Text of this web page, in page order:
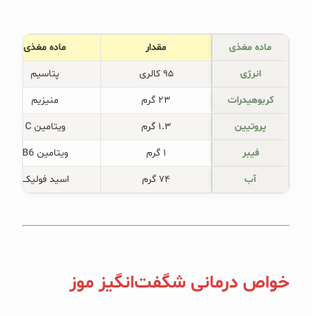
کتاب‌های OAB
وبلاگ
ماده مغذی مقدار
ماده مغذی
انرژی
۹۵ کالری
پتاسیم
کربوهیدرات
۲۳ گرم
منیزیم
پروتیین
۱.۳ گرم
ویتامین C
فیبر
۱ گرم
ویتامین B6
آب
۷۴ گرم اسید فولیک
خواص درمانی شگفت‌انگیز موز